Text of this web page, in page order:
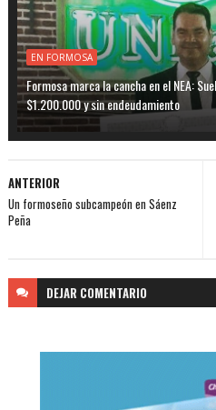
EN FORMOSA
Formosa marca la cancha en el NEA:
$1.200.000 y sin endeudamiento
ANTERIOR
Un formoseño subcampeón en Sáenz
Peña
DEJAR COMENTARIO